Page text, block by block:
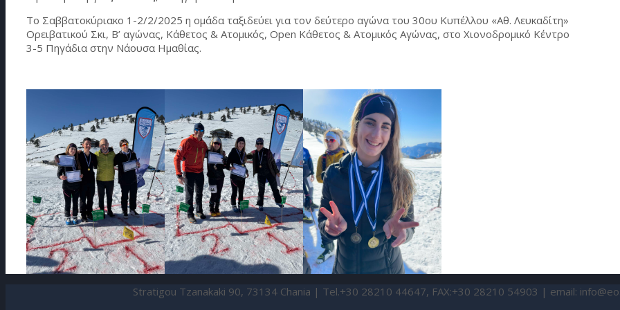
Το Σαββατοκύριακο 1-2/2/2025 η ομάδα ταξιδεύει για τον δεύτερο αγώνα του 30ου Κυπέλλου «Αθ. Λευκαδίτη»
Ορειβατικού Σκι, B’ αγώνας, Κάθετος & Ατομικός, Open Κάθετος & Ατομικός Αγώνας, στο Χιονοδρομικό Κέντρο
3-5 Πηγάδια στην Νάουσα Ημαθίας.
Stratigou Tzanakaki 90, 73134 Chania | Tel.+30 28210 44647, FAX:+30 28210 54903 | email: